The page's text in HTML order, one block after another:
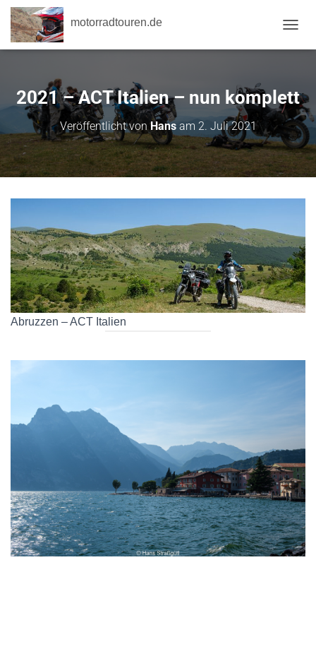
motorradtouren.de
2021 – ACT Italien – nun komplett
Veröffentlicht vonHansam 2. Juli 2021
Abruzzen – ACT Italien